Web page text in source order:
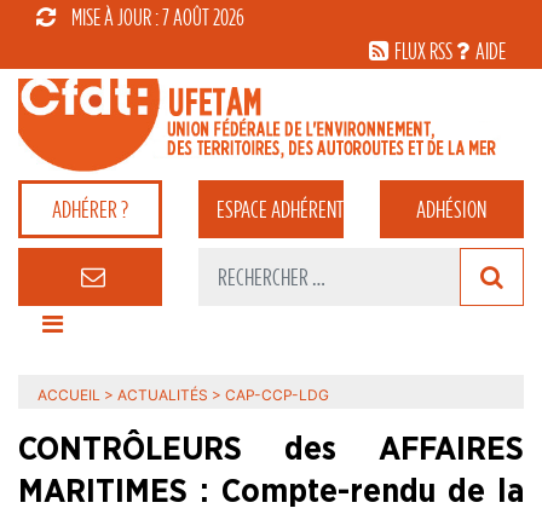
MISE À JOUR : 7 AOÛT 2026
FLUX RSS
AIDE
ADHÉRER ? ESPACEADHÉRENT ADHÉSION
ACCUEIL > ACTUALITÉS > CAP-CCP-LDG
CONTRÔLEURS des AFFAIRES
MARITIMES : Compte-rendu de la